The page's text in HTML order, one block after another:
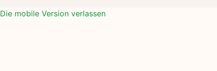
Die mobile Version verlassen